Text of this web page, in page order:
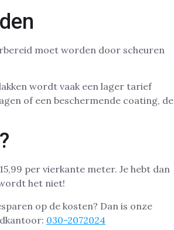
moet worden door scheuren
wordt vaak een lager tarief
of een beschermende coating, de
per vierkante meter. Je hebt dan
het niet!
op de kosten? Dan is onze
030-2072024